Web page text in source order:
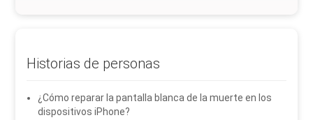
Historias de personas
¿Cómo reparar la pantalla blanca de la muerte en los
dispositivos iPhone?